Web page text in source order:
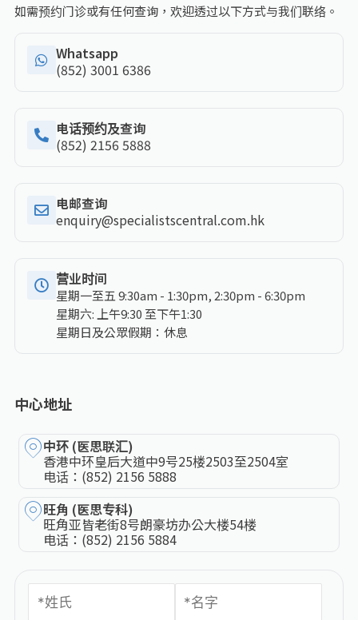
如需预约门诊或有任何查询，欢迎透过以下方式与我们联络。
Whatsapp
(852) 3001 6386
电话预约及查询
(852) 2156 5888
电邮查询
enquiry@specialistscentral.com.hk
营业时间
星期一至五 9:30am - 1:30pm, 2:30pm - 6:30pm
星期六: 上午9:30 至下午1:30
星期日及公眾假期：休息
中心地址
中环 (医思联汇)
香港中环皇后大道中9号25楼2503至2504室
电话： (852) 2156 5888
旺角 (医思专科)
旺角亚皆老街8号朗豪坊办公大楼54楼
电话： (852) 2156 5884